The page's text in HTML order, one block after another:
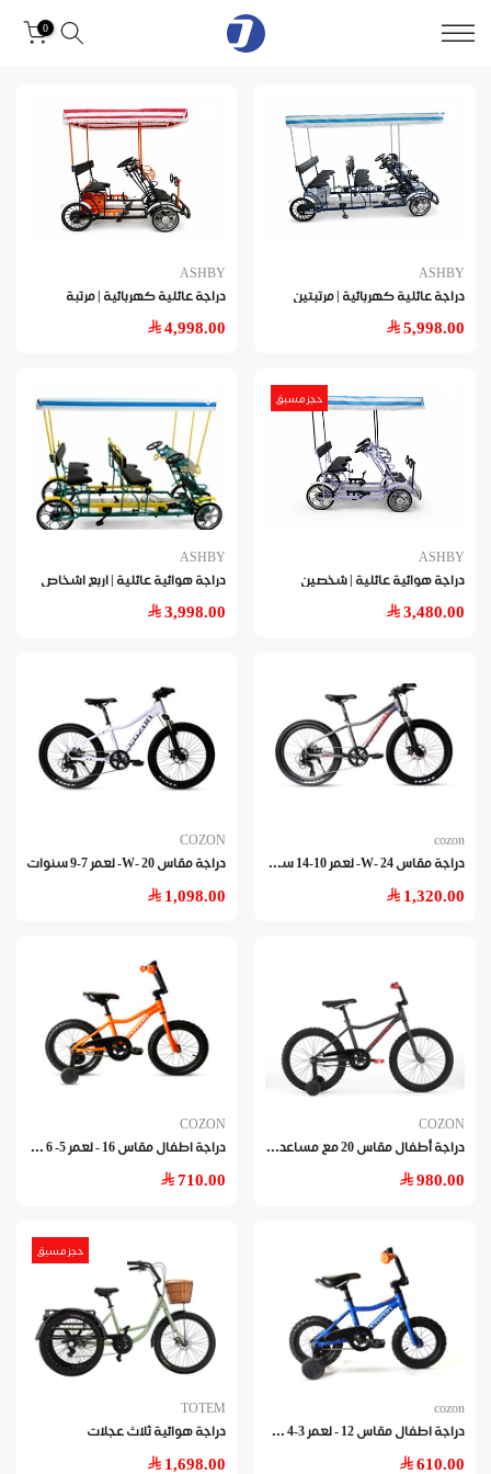
0
ASHBY
دراجة عائلية كهربائية | مرتبتين
5,998.00
ASHBY
دراجة عائلية كهربائية | مرتبة
4,998.00
حجز مسبق
ASHBY
دراجة هوائية عائلية | شخصين
3,480.00
ASHBY
دراجة هوائية عائلية | اربع اشخاص
3,998.00
cozon
درا
جة مقاس 24 -W- لعمر 10-14 سنوات
1,320.00
COZON
دراجة مقاس 20 -W- لعمر 7-9 سنوات
1,098.00
COZON
درا
جة أطفال مقاس 20 مع مساعدات جانبية - لعمر 7-9 سنوات
980.00
COZON
درا
جة اطفال مقاس 16 - لعمر 5- 6 سنوات
710.00
cozon
درا
جة اطفال مقاس 12 - لعمر 3-4 سنوات
610.00
حجز مسبق
TOTEM
دراجة هوائية ثلاث عجلات
1,698.00